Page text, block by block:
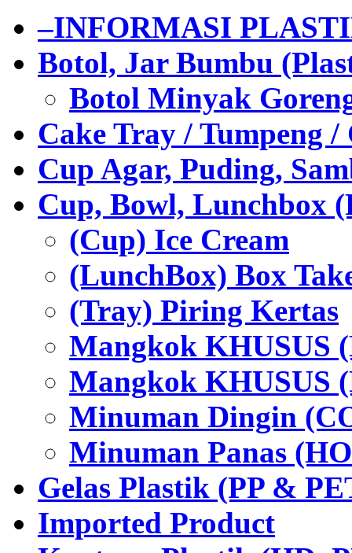
–INFORMASI
Botol, Jar Bumbu
Botol Minyak
Cake Tray / Tumpeng /
Cup Agar, Puding,
Cup, Bowl, Lunchbox
(Cup) Ice Cream
(LunchBox) Box
(Tray) Piring Kertas
Mangkok KHUSUS
Mangkok KHUSUS
Minuman Dingin
Minuman Panas
Gelas Plastik (PP &
Imported Product